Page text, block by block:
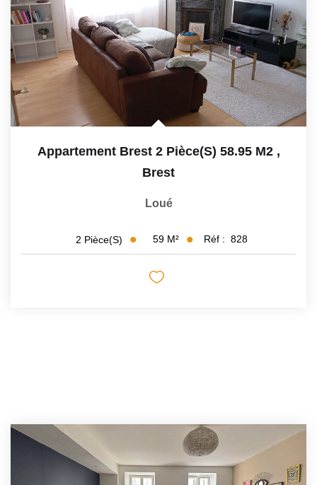
Appartement Brest 2 Pièce(s) 58.95 M2 ,
Brest
Loué
2 Pièce(s) 59 M² Réf : 828